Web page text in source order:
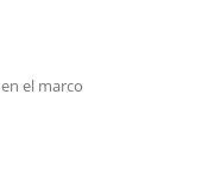
el marco